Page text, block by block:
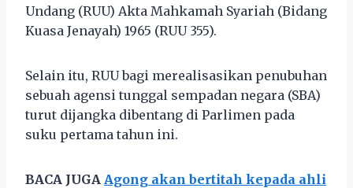
Undang (RUU) Akta Mahkamah Syariah (Bidang
Kuasa Jenayah) 1965 (RUU 355).
Selain itu, RUU bagi merealisasikan penubuhan
sebuah agensi tunggal sempadan negara (SBA)
turut dijangka dibentang di Parlimen pada
suku pertama tahun ini.
BACA JUGA Agong akan bertitah kepada ahli